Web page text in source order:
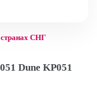
СНГ
Dune KP051